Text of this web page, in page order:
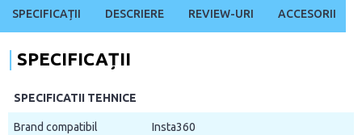
SPECIFICAȚII DESCRIERE REVIEW-URI ACCESORII
SPECIFICAȚII
SPECIFICATII TEHNICE
Brand compatibil Insta360